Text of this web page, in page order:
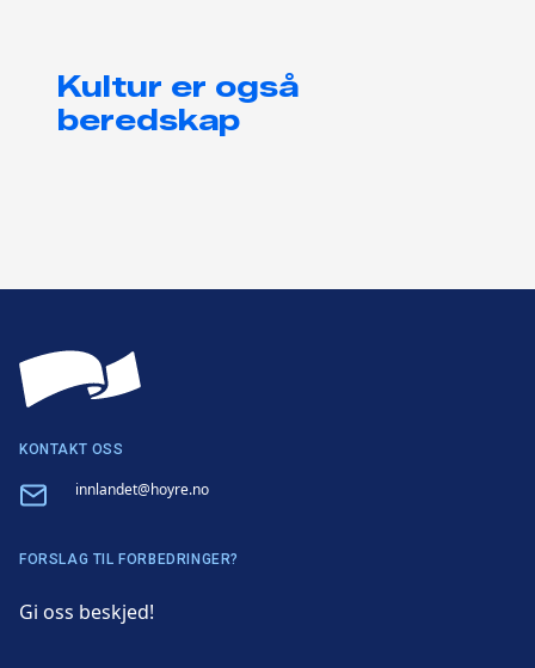
Kultur er også
beredskap
KONTAKT OSS
Email innlandet@hoyre.no
FORSLAG TIL FORBEDRINGER?
Gi oss beskjed!